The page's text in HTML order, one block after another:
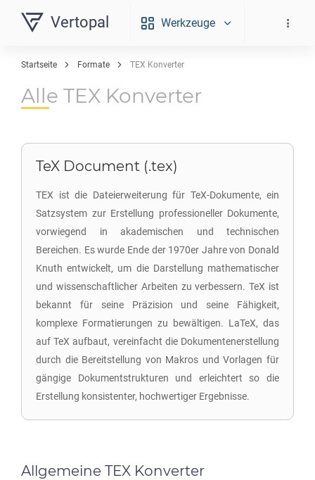
Vertopal Werkzeuge
Startseite Formate TEX Konverter
Alle TEX Konverter
TeX Document (.tex)
TEX ist die Dateierweiterung für TeX-Dokumente, ein
Satzsystem zur Erstellung professioneller Dokumente,
vorwiegend in akademischen und technischen
Bereichen. Es wurde Ende der 1970er Jahre von Donald
Knuth entwickelt, um die Darstellung mathematischer
und wissenschaftlicher Arbeiten zu verbessern. TeX ist
bekannt für seine Präzision und seine Fähigkeit,
komplexe Formatierungen zu bewältigen. LaTeX, das
auf TeX aufbaut, vereinfacht die Dokumentenerstellung
durch die Bereitstellung von Makros und Vorlagen für
gängige Dokumentstrukturen und erleichtert so die
Erstellung konsistenter, hochwertiger Ergebnisse.
Allgemeine TEX Konverter